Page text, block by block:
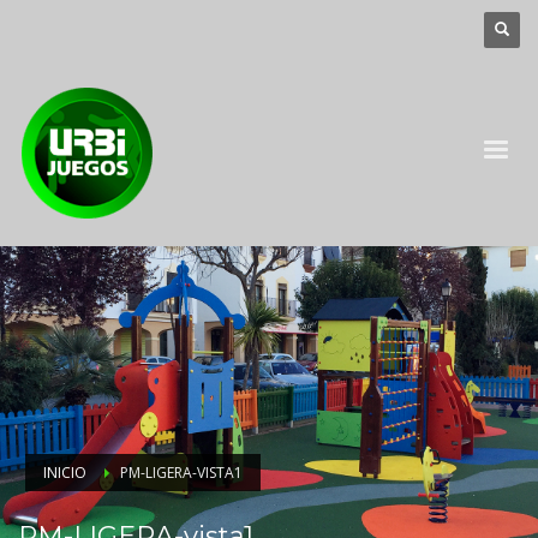
INICIO PM-LIGERA-VISTA1